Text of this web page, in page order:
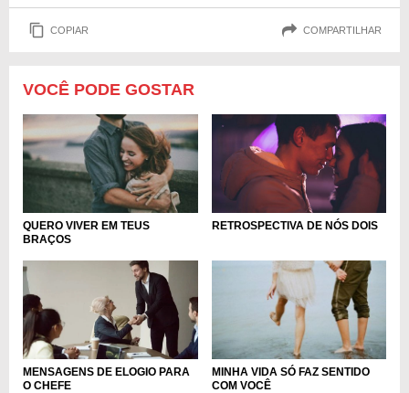
COPIAR COMPARTILHAR
VOCÊ PODE GOSTAR
QUERO VIVER EM TEUS
BRAÇOS
RETROSPECTIVA DE NÓS DOIS
MENSAGENS DE ELOGIO PARA
O CHEFE
MINHA VIDA SÓ FAZ SENTIDO
COM VOCÊ